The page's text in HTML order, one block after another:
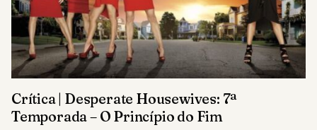
Crítica | Desperate Housewives: 7ª
Temporada – O Princípio do Fim